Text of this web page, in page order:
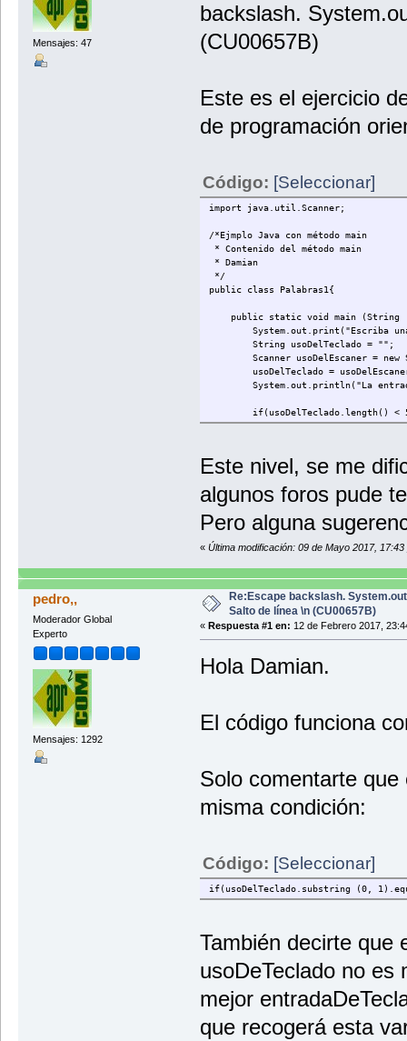
Mensajes: 47
backslash.
(CU00657B)
Este es el ejercicio
de programación
Código: [Seleccionar]
import java.util.Scanner;
/*Ejmplo Java con método main
* Contenido del método main
* Damian
*/
public class Palabras1{
public static void main (String
System.out.print("Escriba
String usoDelTeclado = "";
Scanner usoDelEscaner = new
usoDelTeclado =
System.out.println("La entrada
if(usoDelTeclado.length() <
System.out.println ("La
System.out.println ("La
else{
System.out.println ("La
}
if(usoDelTeclado.substring (0,
}
else{
System.out.print ("No
}
}//Cierre de la clase
Este nivel, se me
algunos foros pude
Pero alguna
« Última modificación: 09 de Mayo 2017,
pedro,,
Moderador Global
Experto
Mensajes: 1292
Re:Escape backslash.
Salto de línea \n (CU00657B)
« Respuesta #1 en: 12 de Febrero 2017,
Hola Damian.
El código funciona
Solo comentarte
misma condición:
Código: [Seleccionar]
if(usoDelTeclado.substring (0,
También decirte que
usoDeTeclado no es
mejor
que recogerá esta